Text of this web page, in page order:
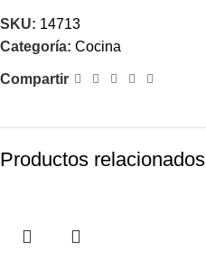
SKU: 14713
Categoría: Cocina
Compartir
Productos relacionados